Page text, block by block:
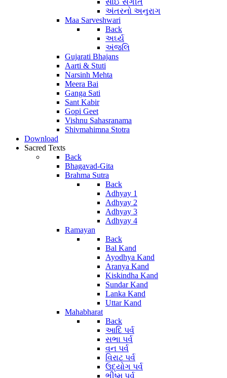
અંતરનો અનુરાગ
Maa Sarveshwari
Back
અર્ઘ્ય
અંજલિ
Gujarati Bhajans
Aarti & Stuti
Narsinh Mehta
Meera Bai
Ganga Sati
Sant Kabir
Gopi Geet
Vishnu Sahasranama
Shivmahimna Stotra
Download
Sacred Texts
Back
Bhagavad-Gita
Brahma Sutra
Back
Adhyay 1
Adhyay 2
Adhyay 3
Adhyay 4
Ramayan
Back
Bal Kand
Ayodhya Kand
Aranya Kand
Kiskindha Kand
Sundar Kand
Lanka Kand
Uttar Kand
Mahabharat
Back
આદિ પર્વ
સભા પર્વ
વન પર્વ
વિરાટ પર્વ
ઉદ્યોગ પર્વ
ભીષ્મ પર્વ